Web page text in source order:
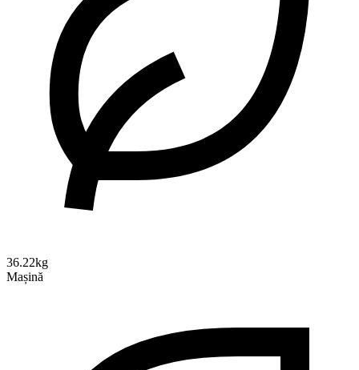
36.22kg
Mașină